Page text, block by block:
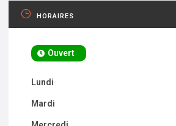
HORAIRES
Ouvert
Lundi
Mardi